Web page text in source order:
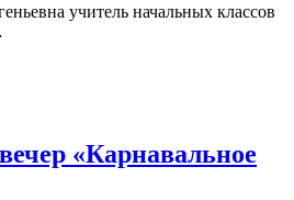
учитель начальных классов
«Карнавальное